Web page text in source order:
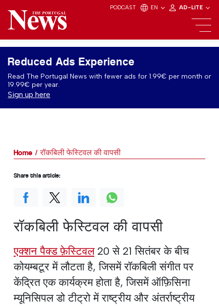
PODCAST EN AD-LITE
Reduced Ads Experience
Read The Portugal News with fewer ads for 1.99€ per month or
19.99€ per year.
Sign up here
Home रॉकबिली फेस्टिवल की वापसी
रॉकबिली फेस्टिवल की वापसी
एक्शन पैक्ड फ़ेस्टिवल20 से 21 सितंबर के बीच
कोयम्बटूर में लौटता है, जिसमें रॉकबिली संगीत पर
केंद्रित एक कार्यक्रम होता है, जिसमें ऑफ़िसिना
म्यूनिसिपल डो टीट्रो में राष्ट्रीय और अंतर्राष्ट्रीय
Share this article: